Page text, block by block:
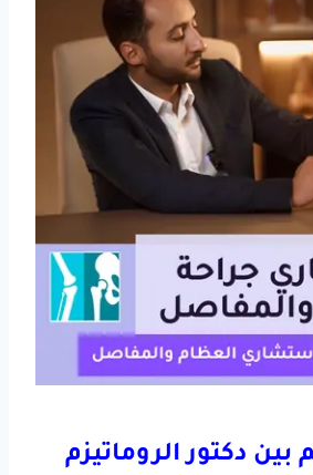
دكتور الروماتيزم